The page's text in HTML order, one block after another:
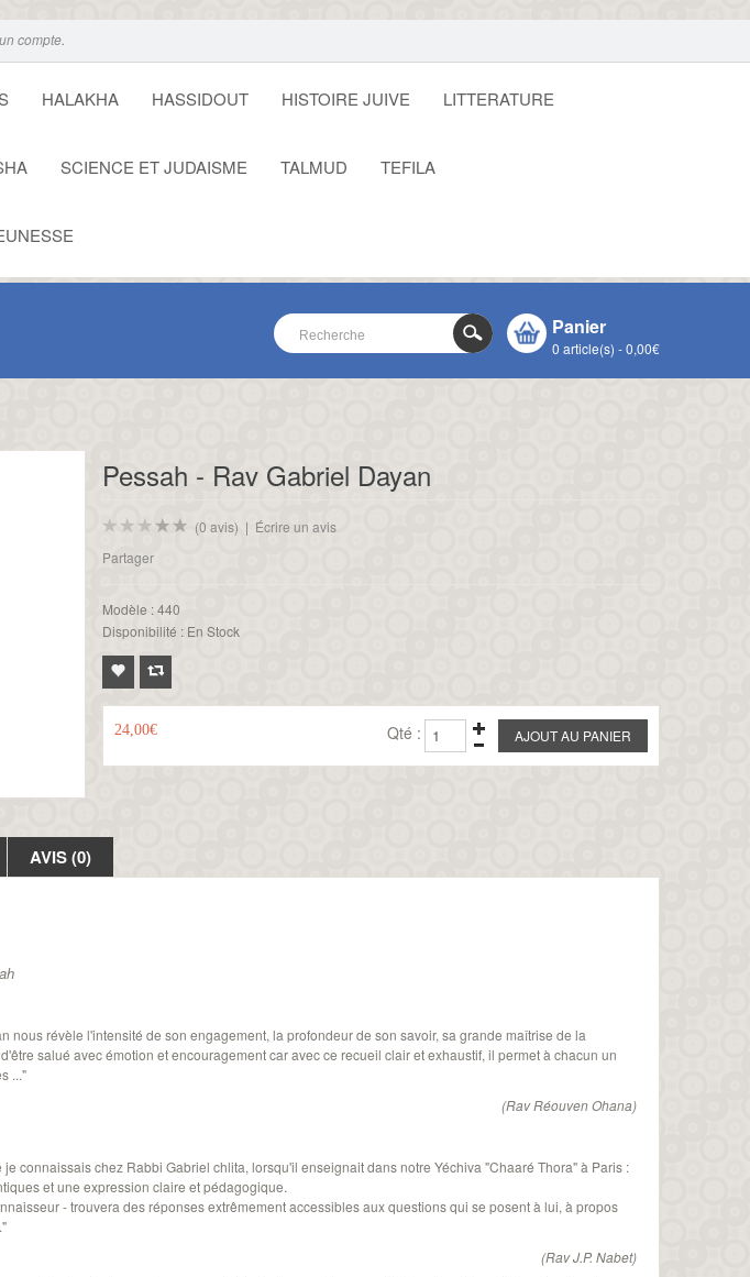
compte.
HALAKHA HASSIDOUT HISTOIRE JUIVE LITTERATURE
SCIENCE ET JUDAISME TALMUD TEFILA
Panier
0 article(s) - 0,00€
Pessah - Rav Gabriel Dayan
(0 avis) | Écrire un avis
Partager
Modèle :440
Disponibilité :En Stock
24,00€ Qté :
AVIS (0)
nous révèle l'intensité de son engagement, la profondeur de son savoir, sa grande maîtrise de la
salué avec émotion et encouragement car avec ce recueil clair et exhaustif, il permet à chacun un
..."
(Rav Réouven Ohana)
connaissais chez Rabbi Gabriel chlita, lorsqu'il enseignait dans notre Yéchiva "Chaaré Thora" à Paris :
et une expression claire et pédagogique.
- trouvera des réponses extrêmement accessibles aux questions qui se posent à lui, à propos
(Rav J.P. Nabet)